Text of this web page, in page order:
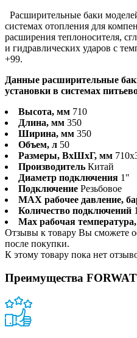
Расширительные баки
системах отопления для
расширения теплоносителя,
и гидравлических ударов с
+99.
Данные расширительные
установки в системах
Высота, мм 710
Длина, мм 350
Ширина, мм 350
Объем, л 50
Размеры, ВхШхГ, мм
Производитель Китай
Диаметр подключения 1"
Подключение Резьбовое
MAX рабочее давление,
Количество подключений 1
Max рабочая
Отзывы к товару Вы сможете
после покупки.
К этому товару пока нет
Преимущества